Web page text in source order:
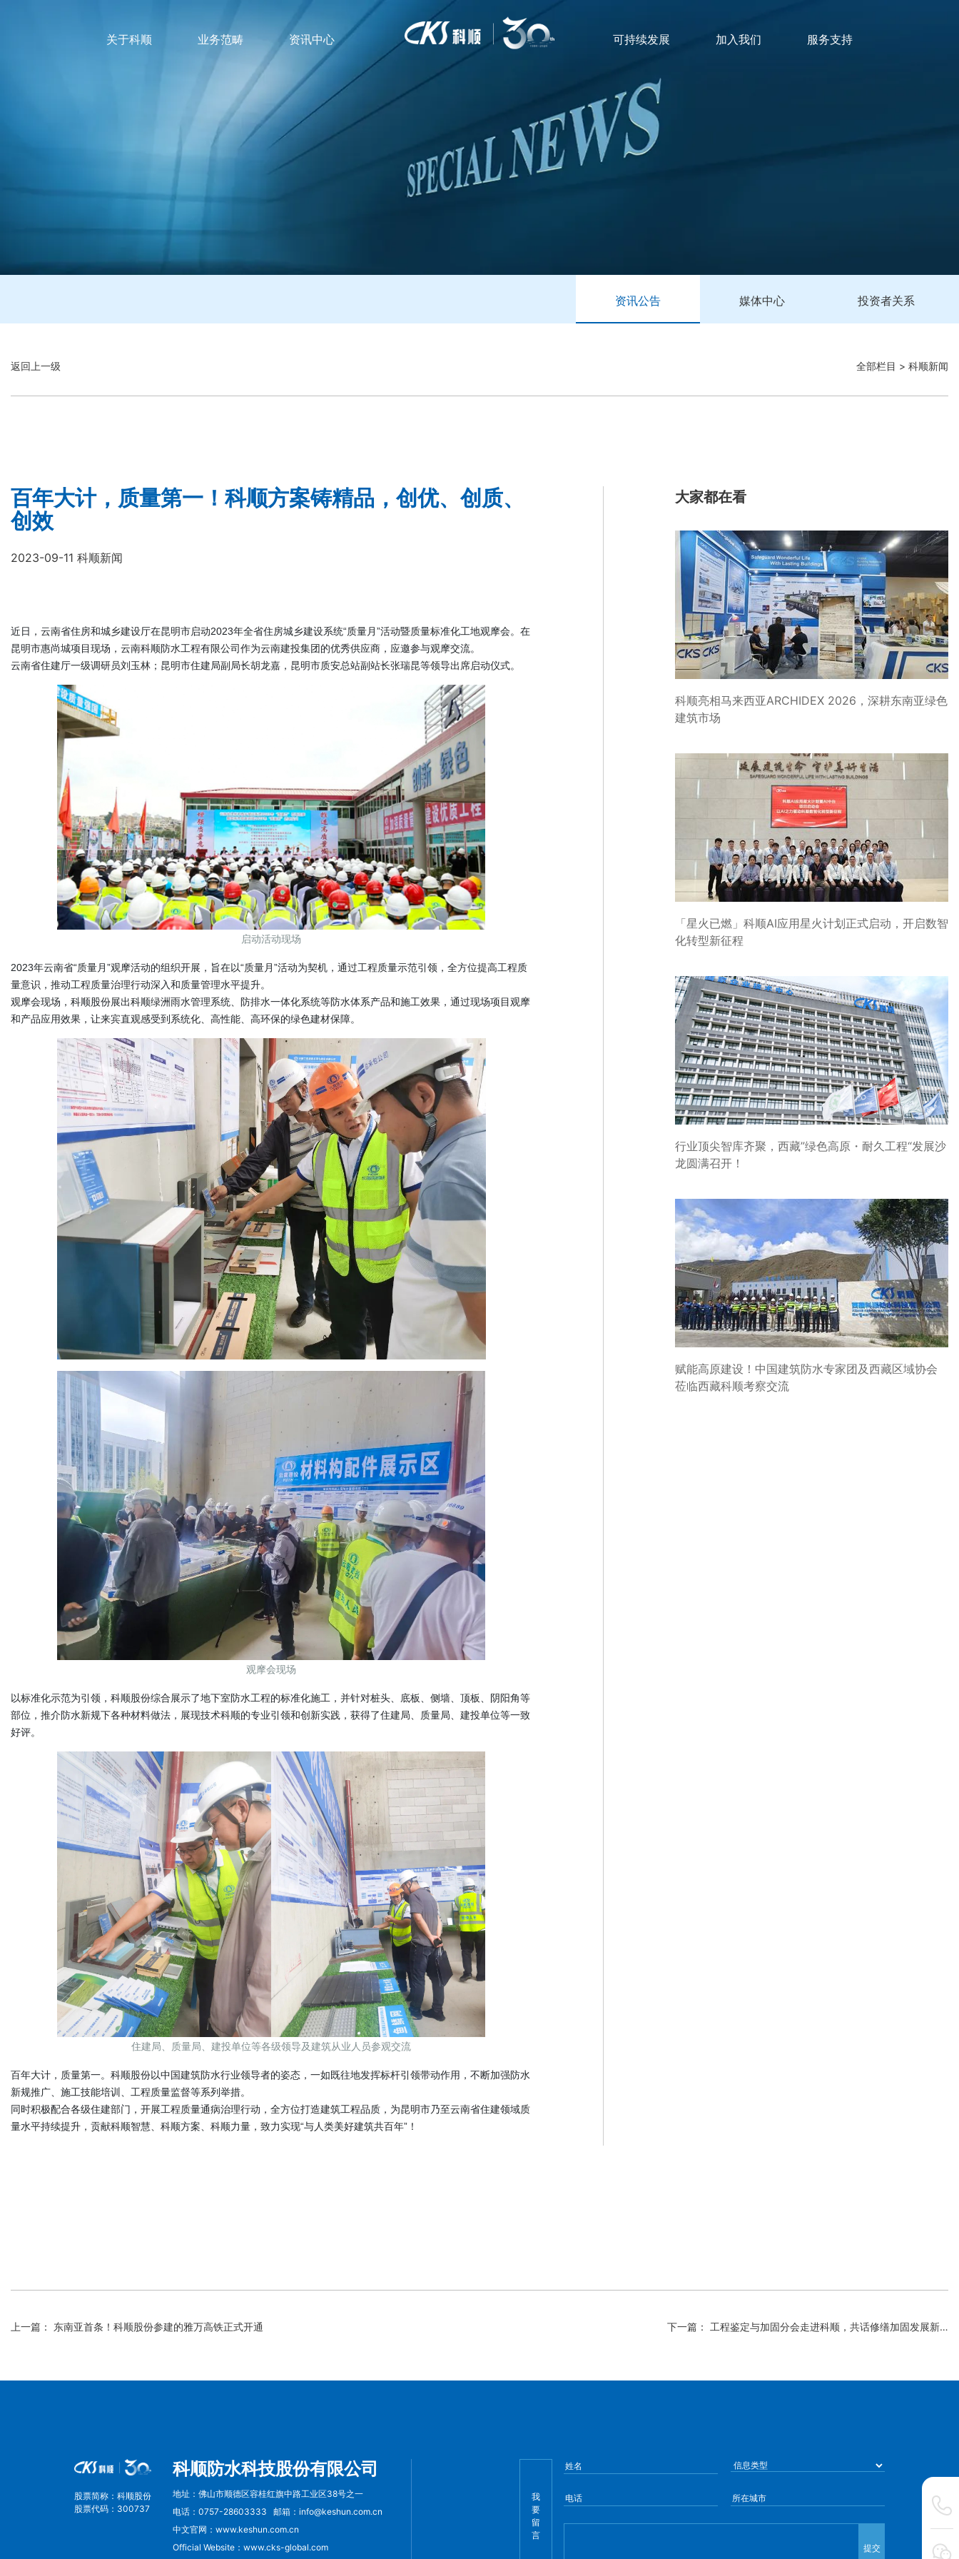
关于科顺 业务范畴 资讯中心 可持续发展 加入我们 服务支持
资讯公告 媒体中心 投资者关系
返回上一级 全部栏目 > 科顺新闻
百年大计，质量第一！科顺方案铸精品，创优、创质、
创效
2023-09-11 科顺新闻
近日，云南省住房和城乡建设厅在昆明市启动2023年全省住房城乡建设系统“质量月”活动暨质量标准化工地观摩会。 在
昆明市惠尚城项目现场，云南科顺防水工程有限公司作为云南建投集团的优秀供应商，应邀参与观摩交流。
云南省住建厅一级调研员刘玉林；昆明市住建局副局长胡龙嘉，昆明市质安总站副站长张瑞昆等领导出席启动仪式。
启动活动现场
2023年云南省“质量月”观摩活动的组织开展，旨在以“质量月”活动为契机，通过工程质量示范引领，全方位提高工程质
量意识，推动工程质量治理行动深入和质量管理水平提升。
观摩会现场，科顺股份展出科顺绿洲雨水管理系统、防排水一体化系统等防水体系产品和施工效果，通过现场项目观摩
和产品应用效果，让来宾直观感受到系统化、高性能、高环保的绿色建材保障。
观摩会现场
以标准化示范为引领，科顺股份综合展示了地下室防水工程的标准化施工，并针对桩头、底板、侧墙、顶板、阴阳角等
部位，推介防水新规下各种材料做法，展现技术科顺的专业引领和创新实践，获得了住建局、质量局、建投单位等一致
好评。
住建局、质量局、建投单位等各级领导及建筑从业人员参观交流
百年大计，质量第一。科顺股份以中国建筑防水行业领导者的姿态，一如既往地发挥标杆引领带动作用，不断加强防水
新规推广、施工技能培训、工程质量监督等系列举措。
同时积极配合各级住建部门，开展工程质量通病治理行动，全方位打造建筑工程品质，为昆明市乃至云南省住建领域质
量水平持续提升，贡献科顺智慧、科顺方案、科顺力量，致力实现“与人类美好建筑共百年”！
大家都在看
科顺亮相马来西亚ARCHIDEX 2026，深耕东南亚绿色
建筑市场
「星火已燃」科顺AI应用星火计划正式启动，开启数智
化转型新征程
行业顶尖智库齐聚，西藏”绿色高原・耐久工程“发展沙
龙圆满召开！
赋能高原建设！中国建筑防水专家团及西藏区域协会
莅临西藏科顺考察交流
上一篇： 东南亚首条！科顺股份参建的雅万高铁正式开通 下一篇： 工程鉴定与加固分会走进科顺，共话修缮加固发展新格局
股票简称：科顺股份
股票代码：300737
科顺防水科技股份有限公司
地址：佛山市顺德区容桂红旗中路工业区38号之一
电话：0757-28603333 邮箱：info@keshun.com.cn
中文官网：www.keshun.com.cn
Official Website：www.cks-global.com
我
要
留
言
提交